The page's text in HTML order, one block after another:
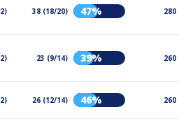
38 (18/20) 47% 280
23 (9/14) 39% 260
26 (12/14) 46% 260